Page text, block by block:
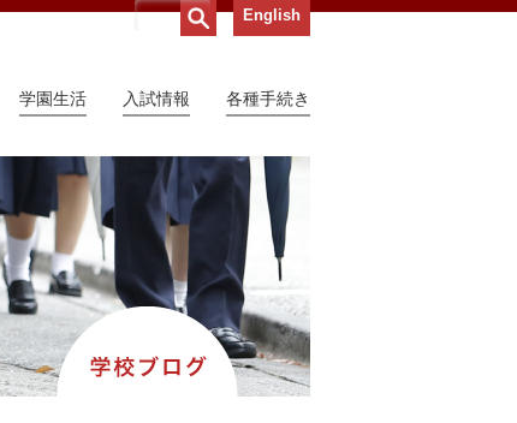
English
学園生活 入試情報 各種手続き